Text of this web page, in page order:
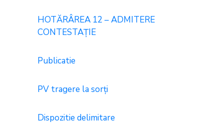
HOTĂRÂREA 12 – ADMITERE
CONTESTAȚIE
Publicatie
PV tragere la sorți
Dispozitie delimitare